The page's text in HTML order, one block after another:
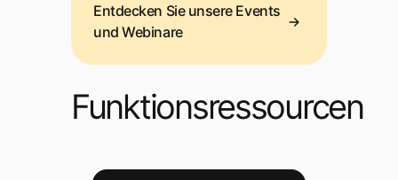
Entdecken Sie unsere Events
und Webinare
Funktionsressourcen